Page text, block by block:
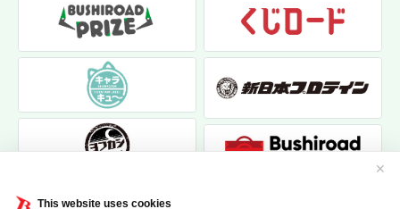
This website uses cookies
✕